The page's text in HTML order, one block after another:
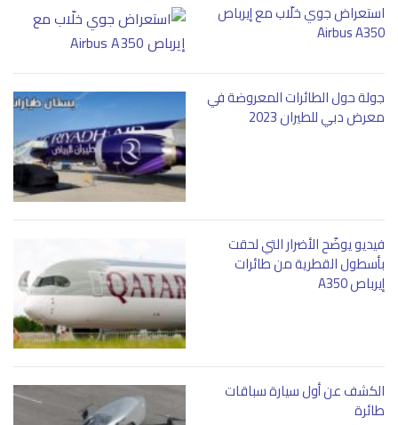
استعراض جوي خلّاب مع إيرباص
Airbus A350
جولة حول الطائرات المعروضة في
معرض دبي للطيران 2023
فيديو يوضّح الأضرار التي لحقت
بأسطول القطرية من طائرات
إيرباص A350
الكشف عن أول سيارة سباقات
طائرة